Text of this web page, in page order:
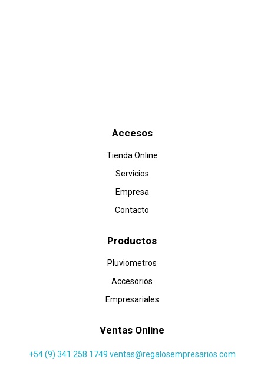
Accesos
Tienda Online
Servicios
Empresa
Contacto
Productos
Pluviometros
Accesorios
Empresariales
Ventas Online
+54 (9) 341 258 1749 ventas@regalosempresarios.com